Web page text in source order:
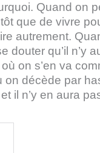
Quand on
que de vivre
autrement.
douter qu’il n’y
on s’en va
décède par
il n’y en aura